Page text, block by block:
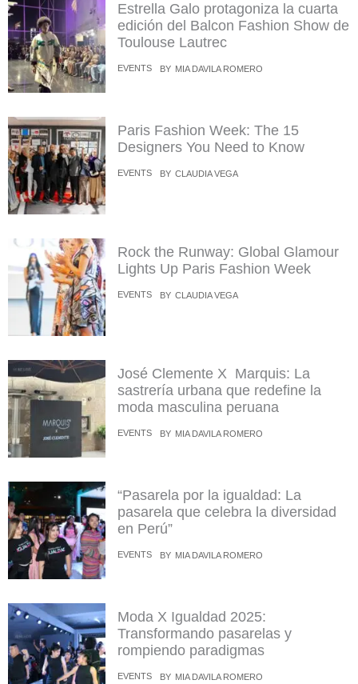
Estrella Galo protagoniza la cuarta
edición del Balcon Fashion Show de
Toulouse Lautrec
EVENTS BY MIA DAVILA ROMERO
Paris Fashion Week: The 15
Designers You Need to Know
EVENTS BY CLAUDIA VEGA
Rock the Runway: Global Glamour
Lights Up Paris Fashion Week
EVENTS BY CLAUDIA VEGA
José Clemente X Marquis: La
sastrería urbana que redefine la
moda masculina peruana
EVENTS BY MIA DAVILA ROMERO
“Pasarela por la igualdad: La
pasarela que celebra la diversidad
en Perú”
EVENTS BY MIA DAVILA ROMERO
Moda X Igualdad 2025:
Transformando pasarelas y
rompiendo paradigmas
EVENTS BY MIA DAVILA ROMERO